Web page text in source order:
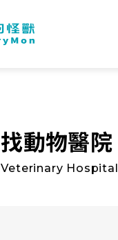
找動物醫院
Veterinary Hospital